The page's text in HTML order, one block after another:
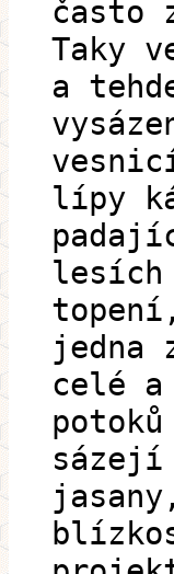
často
Taky
a
lípy
lesích
jedna
celé a